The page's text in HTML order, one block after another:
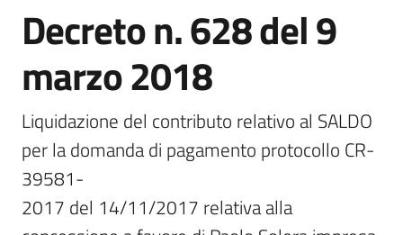
Decreto n. 628 del 9
marzo 2018
Liquidazione del contributo relativo al SALDO
per la domanda di pagamento protocollo CR-
39581-
2017 del 14/11/2017 relativa alla